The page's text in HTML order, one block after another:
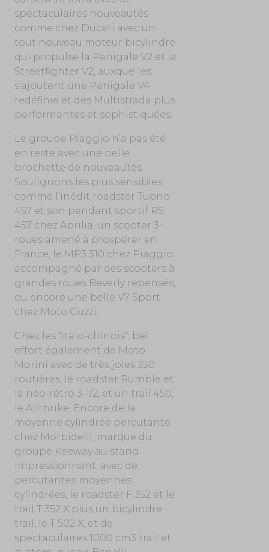
spectaculaires nouveautés
comme chez Ducati avec un
tout nouveau moteur bicylindre
qui propulse la Panigale V2 et la
Streetfighter V2, auxquelles
s’ajoutent une Panigale V4
redéfinie et des Multistrada plus
performantes et sophistiquées.
Le groupe Piaggio n’a pas été
en reste avec une belle
brochette de nouveautés.
Soulignons les plus sensibles
comme l’inédit roadster Tuono
457 et son pendant sportif RS
457 chez Aprilia, un scooter 3-
roues amené à prospérer en
France, le MP3 310 chez Piaggio
accompagné par des scooters à
grandes roues Beverly repensés,
ou encore une belle V7 Sport
chez Moto Guzzi.
Chez les “Italo-chinois“, bel
effort également de Moto
Morini avec de très joies 350
routières, le roadster Rumble et
la néo-rétro 3-1/2, et un trail 450,
le Allthrike. Encore de la
moyenne cylindrée percutante
chez Morbidelli, marque du
groupe Keeway au stand
impressionnant, avec de
percutantes moyennes
cylindrées, le roadster F 352 et le
trail T 352 X plus un bicylindre
trail, le T 502 X, et de
spectaculaires 1000 cm3 trail et